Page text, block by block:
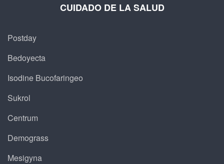
CUIDADO DE LA SALUD
Postday
Bedoyecta
Isodine Bucofaringeo
Sukrol
Centrum
Demograss
Mesigyna